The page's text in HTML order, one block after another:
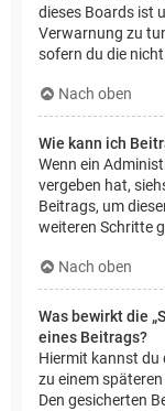
dieses Boards ist
Verwarnung zu
sofern du die
Nach oben
Wie kann ich
Wenn ein
vergeben hat,
Beitrags, um
weiteren Schritte
Nach oben
Was bewirkt die
eines Beitrags?
Hiermit kannst du
zu einem
Den gesicherten